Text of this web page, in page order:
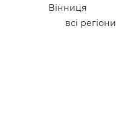
Вінниця
всі регіони